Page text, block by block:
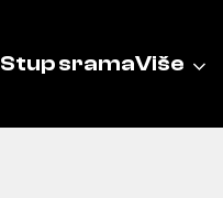
Stup sramaViše